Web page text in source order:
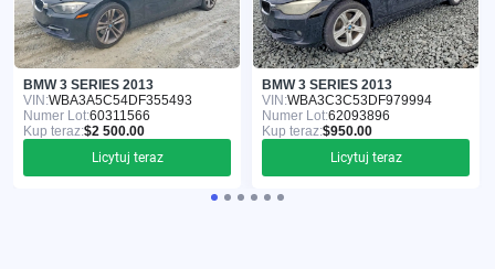
BMW 3 SERIES 2013
VIN:WBA3A5C54DF355493
Numer Lot:60311566
Kup teraz:$2 500.00
Licytuj teraz
BMW 3 SERIES 2013
VIN:WBA3C3C53DF979994
Numer Lot:62093896
Kup teraz:$950.00
Licytuj teraz